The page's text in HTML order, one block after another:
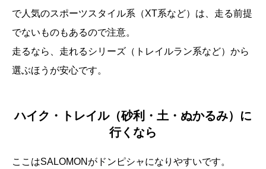
で人気のスポーツスタイル系（XT系など）は、走る前提
でないものもあるので注意。
走るなら、走れるシリーズ（トレイルラン系など）から
選ぶほうが安心です。
ハイク・トレイル（砂利・土・ぬかるみ）に
行くなら
ここはSALOMONがドンピシャになりやすいです。